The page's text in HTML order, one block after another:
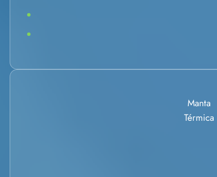
Manta
Térmica